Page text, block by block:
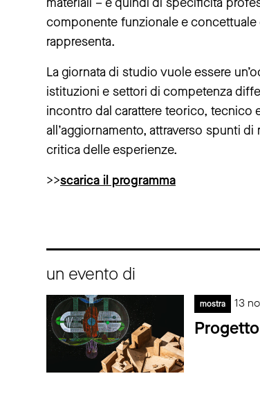
componente funzionale e concettuale
rappresenta.
La giornata di studio vuole essere
istituzioni e settori di competenza
incontro dal carattere teorico,
all’aggiornamento, attraverso spunti
critica delle esperienze.
>>scarica il programma
un evento di
mostra 13